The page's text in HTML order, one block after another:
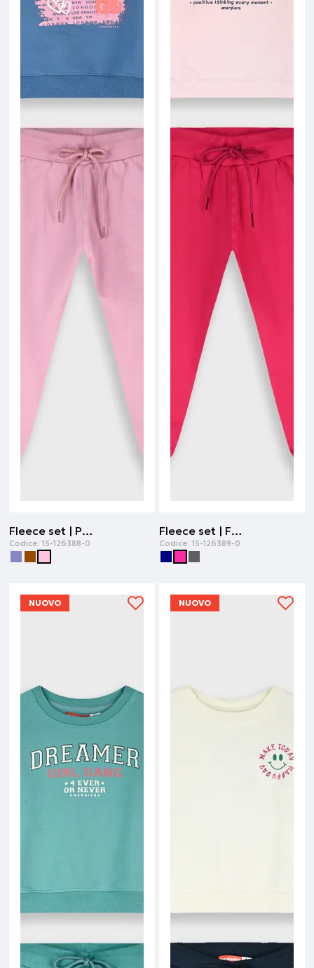
Fleece set | Petalo di rosa
Codice: 15-126388-0
Fleece set | Fucsia
Codice: 15-126389-0
NUOVO NUOVO